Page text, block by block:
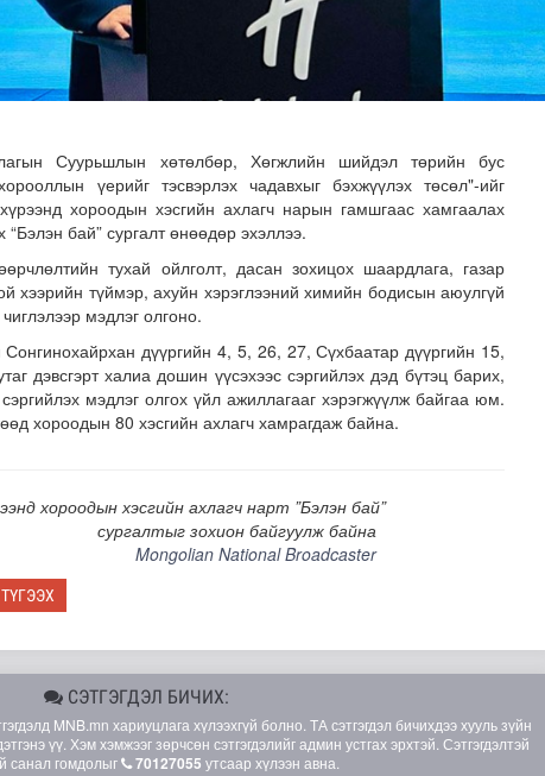
засвар, шинэчлэлийг бүрэн хийж, хувийн хэвшил рүү м..
Суурьшлын хөтөлбөр, Хөгжлийн шийдэл төрийн бус
үерийг тэсвэрлэх чадавхыг бэхжүүлэх төсөл"-ийг
хороодын хэсгийн ахлагч нарын гамшгаас хамгаалах
бай” сургалт өнөөдөр эхэллээ.
тухай ойлголт, дасан зохицох шаардлага, газар
хээрийн түймэр, ахуйн хэрэглээний химийн бодисын аюулгүй
мэдлэг олгоно.
дүүргийн 4, 5, 26, 27, Сүхбаатар дүүргийн 15,
дэвсгэрт халиа дошин үүсэхээс сэргийлэх дэд бүтэц барих,
мэдлэг олгох үйл ажиллагааг хэрэгжүүлж байгаа юм.
хороодын 80 хэсгийн ахлагч хамрагдаж байна.
хороодын хэсгийн ахлагч нарт ”Бэлэн бай”
сургалтыг зохион байгуулж байна
Mongolian National Broadcaster
ТҮГЭЭХ
СЭТГЭГДЭЛ БИЧИХ:
MNB.mn хариуцлага хүлээхгүй болно. ТА сэтгэгдэл бичихдээ хууль зүйн
үү. Хэм хэмжээг зөрчсөн сэтгэгдэлийг админ устгах эрхтэй. Сэтгэгдэлтэй
санал гомдолыг
70127055 утсаар хүлээн авна.